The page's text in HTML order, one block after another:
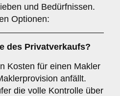
und Bedürfnissen.
Optionen:
des Privatverkaufs?
Kosten für einen Makler
anfällt.
die volle Kontrolle über